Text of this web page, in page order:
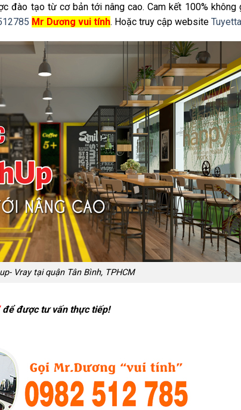
đào tạo từ cơ bản tới nâng cao. Cam kết 100% không
Mr Dương vui tính. Hoặc truy cập website
Vray tại quận Tân Bình, TPHCM
để được tư vấn thực tiếp!